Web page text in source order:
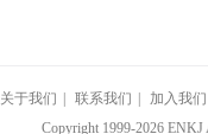
关于我们 联系我们 加入我们
Copyright 1999-2026